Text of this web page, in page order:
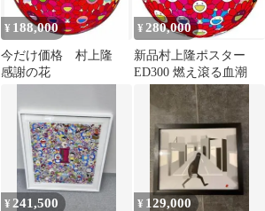
¥ 188,000
今だけ価格 村上隆
感謝の花
¥ 280,000
新品村上隆ポスター
ED300 燃え滾る血潮
¥ 241,500 ¥ 129,000